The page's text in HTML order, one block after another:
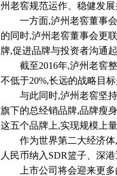
州老窖规范运作、稳健发
一方面,泸州老窖董事会
的同时,泸州老窖董事会更
牌,促进品牌与投资者沟通
截至2016年,泸州老窖整
不低于20%,长远的战略目
与此同时,泸州老窖坚持
旗下的总经销品牌,品牌瘦
这五个品牌上,实现规模上
作为世界第二大经济体,
人民币纳入SDR篮子、深
上市公司将会迎来更多